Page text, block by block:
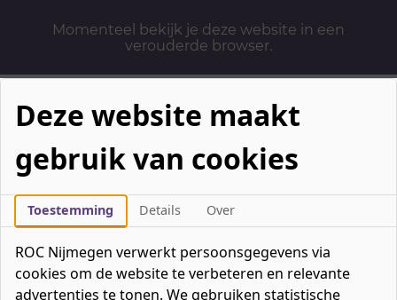
Momenteel bekijk je deze website in een
verouderde browser.
Mbo-opleidingen
Werken & Leren
Mavo / havo / vwo
Contact
Over ons
Deze website maakt
gebruik van cookies
Toestemming Details Over
ROC Nijmegen verwerkt persoonsgegevens via
cookies om de website te verbeteren en relevante
advertenties te tonen. We gebruiken statistische